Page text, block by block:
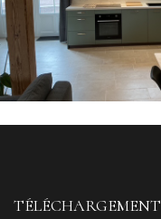
TÉLÉCHARGEMENT